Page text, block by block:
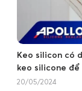
Keo silicon có
keo silicone để
20/05/2024